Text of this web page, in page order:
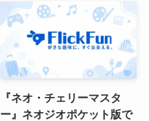
『ネオ・チェリーマスタ
ー』ネオジオポケット版で